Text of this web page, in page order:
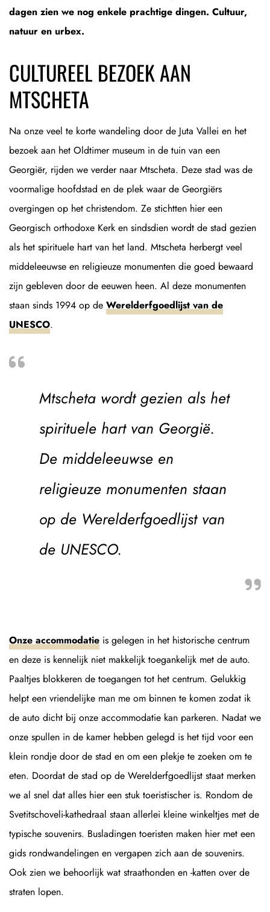
dagen zien we nog enkele prachtige dingen. Cultuur,
natuur en urbex.
CULTUREEL BEZOEK AAN
MTSCHETA
Na onze veel te korte wandeling door de Juta Vallei en het
bezoek aan het Oldtimer museum in de tuin van een
Georgiër, rijden we verder naar Mtscheta. Deze stad was de
voormalige hoofdstad en de plek waar de Georgiërs
overgingen op het christendom. Ze stichtten hier een
Georgisch orthodoxe Kerk en sindsdien wordt de stad gezien
als het spirituele hart van het land. Mtscheta herbergt veel
middeleeuwse en religieuze monumenten die goed bewaard
zijn gebleven door de eeuwen heen. Al deze monumenten
staan sinds 1994 op de Werelderfgoedlijst van de
UNESCO.
Mtscheta wordt gezien als het
spirituele hart van Georgië.
De middeleeuwse en
religieuze monumenten staan
op de Werelderfgoedlijst van
de UNESCO.
Onze accommodatie is gelegen in het historische centrum
en deze is kennelijk niet makkelijk toegankelijk met de auto.
Paaltjes blokkeren de toegangen tot het centrum. Gelukkig
helpt een vriendelijke man me om binnen te komen zodat ik
de auto dicht bij onze accommodatie kan parkeren. Nadat we
onze spullen in de kamer hebben gelegd is het tijd voor een
klein rondje door de stad en om een plekje te zoeken om te
eten. Doordat de stad op de Werelderfgoedlijst staat merken
we al snel dat alles hier een stuk toeristischer is. Rondom de
Svetitschoveli-kathedraal staan allerlei kleine winkeltjes met de
typische souvenirs. Busladingen toeristen maken hier met een
gids rondwandelingen en vergapen zich aan de souvenirs.
Ook zien we behoorlijk wat straathonden en -katten over de
straten lopen.